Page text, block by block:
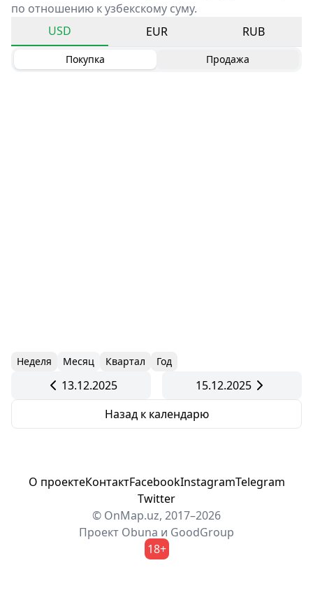
по отношению к узбекскому суму.
USD
EUR RUB
Покупка Продажа
Неделя Месяц Квартал Год
13.12.2025
15.12.2025
Назад к календарю
О проектеКонтактFacebookInstagramTelegram
Twitter
© OnMap.uz, 2017–2026
Проект Obuna и GoodGroup
18+